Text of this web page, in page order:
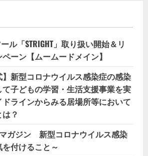
ル「STRIGHT」取り扱い開始＆リ
ーン【ムームードメイン】
】新型コロナウイルス感染症の感染
子どもの学習・生活支援事業を実
ラインからみる居場所等において
？
マガジン 新型コロナウイルス感染
付けること～